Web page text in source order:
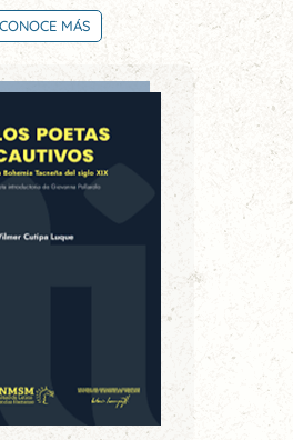
CONOCE MÁS